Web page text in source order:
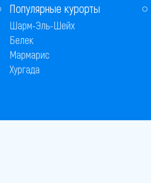
Популярные курорты
Шарм-Эль-Шейх
Белек
Мармарис
Хургада